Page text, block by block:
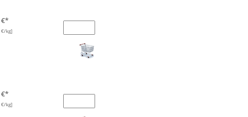
kg]
kg]